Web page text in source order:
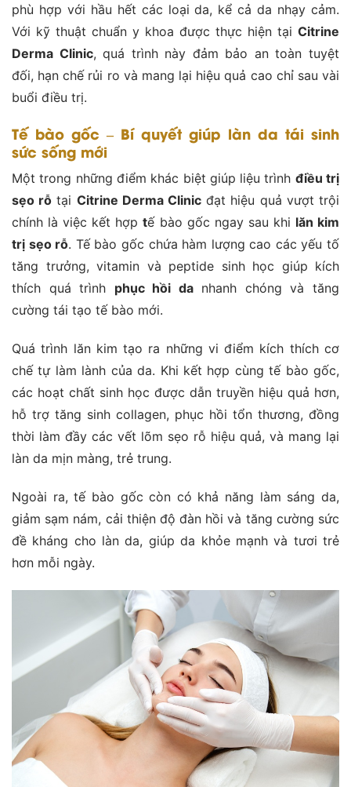
phù hợp với hầu hết các loại da, kể cả da nhạy cảm.
Với kỹ thuật chuẩn y khoa được thực hiện tại Citrine
Derma Clinic, quá trình này đảm bảo an toàn tuyệt
đối, hạn chế rủi ro và mang lại hiệu quả cao chỉ sau vài
buổi điều trị.
Tế bào gốc – Bí quyết giúp làn da tái sinh
sức sống mới
Một trong những điểm khác biệt giúp liệu trình điều trị
sẹo rỗ tại Citrine Derma Clinic đạt hiệu quả vượt trội
chính là việc kết hợptế bào gốc ngay sau khi lăn kim
trị sẹo rỗ. Tế bào gốc chứa hàm lượng cao các yếu tố
tăng trưởng, vitamin và peptide sinh học giúp kích
thích quá trình phục hồi danhanh chóng và tăng
cường tái tạo tế bào mới.
Quá trình lăn kim tạo ra những vi điểm kích thích cơ
chế tự làm lành của da. Khi kết hợp cùng tế bào gốc,
các hoạt chất sinh học được dẫn truyền hiệu quả hơn,
hỗ trợ tăng sinh collagen, phục hồi tổn thương, đồng
thời làm đầy các vết lõm sẹo rỗ hiệu quả, và mang lại
làn da mịn màng, trẻ trung.
Ngoài ra, tế bào gốc còn có khả năng làm sáng da,
giảm sạm nám, cải thiện độ đàn hồi và tăng cường sức
đề kháng cho làn da, giúp da khỏe mạnh và tươi trẻ
hơn mỗi ngày.